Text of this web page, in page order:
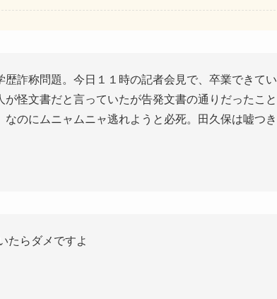
詐称問題。今日１１時の記者会見で、卒業できてい
怪文書だと言っていたが告発文書の通りだったこと
のにムニャムニャ逃れようと必死。田久保は嘘つき
たらダメですよ